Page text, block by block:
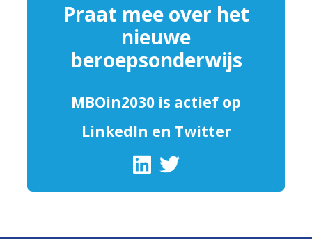
Praat mee over het
nieuwe
beroepsonderwijs
MBOin2030 is actief op
LinkedIn en Twitter